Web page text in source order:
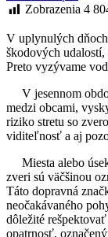
Zobrazenia 4
V uplynulých
škodových
Preto vyzývame
V jesennom
medzi obcami,
riziko stretu so
viditeľnosť a aj
Miesta alebo
zveri sú väčšinou
Táto dopravná
neočakávaného
dôležité
opatrnosť,